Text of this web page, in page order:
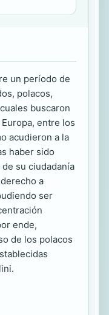
un período de
polacos,
buscaron
entre los
acudieron a la
haber sido
su ciudadanía
a
ser
ende,
de los polacos